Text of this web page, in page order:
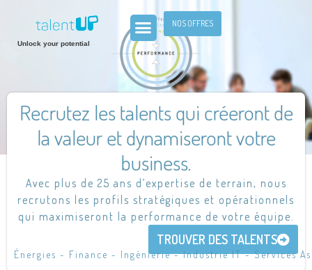
Unlock your potential
NOS OFFRES
Recrutez les talents qui créeront de
la valeur et dynamiseront votre
business.
Avec plus de 25 ans d’expertise de terrain, nous
recrutons les profils stratégiques et opérationnels
qui maximiseront la performance de votre équipe.
TROUVER DES TALENTS
Én ergi es - Fi na n ce - I ngén ierie - Industrie IT - Services As